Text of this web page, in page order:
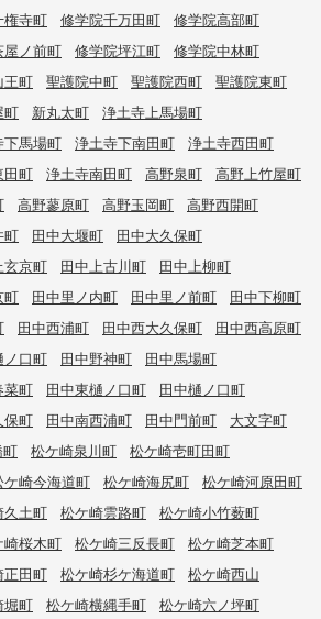
権寺町 修学院千万田町
修学院高部町
屋ノ前町 修学院坪江町
修学院中林町
王町 聖護院中町 聖護院西町
聖護院東町
町 新丸太町
浄土寺上馬場町
下馬場町 浄土寺下南田町
浄土寺西田町
田町 浄土寺南田町 高野泉町
高野上竹屋町
高野蓼原町 高野玉岡町
高野西開町
町 田中大堰町
田中大久保町
玄京町 田中上古川町
田中上柳町
町 田中里ノ内町 田中里ノ前町
田中下柳町
田中西浦町 田中西大久保町
田中西高原町
ノ口町 田中野神町
田中馬場町
菜町 田中東樋ノ口町
田中樋ノ口町
保町 田中南西浦町 田中門前町
大文字町
町 松ケ崎泉川町
松ケ崎壱町田町
ケ崎今海道町 松ケ崎海尻町
松ケ崎河原田町
久土町 松ケ崎雲路町
松ケ崎小竹薮町
崎桜木町 松ケ崎三反長町
松ケ崎芝本町
正田町 松ケ崎杉ケ海道町
松ケ崎西山
堀町 松ケ崎横縄手町
松ケ崎六ノ坪町